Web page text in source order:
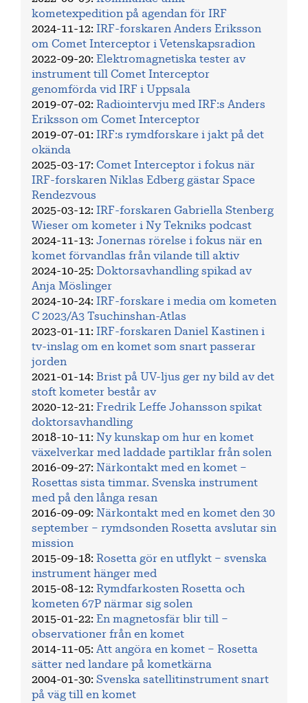
kometexpedition på agendan för IRF
2024-11-12:
IRF-forskaren Anders Eriksson
om Comet Interceptor i Vetenskapsradion
2022-09-20: Elektromagnetiska tester av
instrument till Comet Interceptor
genomförda vid IRF i Uppsala
2019-07-02: Radiointervju med IRF:s Anders
Eriksson om Comet Interceptor
2019-07-01 :
IRF:s rymdforskare i jakt på det
okända
2025-03-17: Comet Interceptor i fokus när
IRF-forskaren Niklas Edberg gästar Space
Rendezvous
2025-03-12:
IRF-forskaren Gabriella Stenberg
Wieser om kometer i Ny Tekniks podcast
2024-11-13: Jonernas rörelse i fokus när en
komet förvandlas från vilande till aktiv
2024-10-25:
Doktorsavhandling spikad av
Anja Möslinger
2024-10-24:
IRF-forskare i media om kometen
C 2023/A3 Tsuchinshan-Atlas
2023-01-11 :
IRF-forskaren Daniel Kastinen i
tv-inslag om en komet som snart passerar
jorden
2021-01-14: Brist på UV-ljus ger ny bild av det
stoft kometer består av
2020-12-21 : Fredrik Leffe Johansson spikat
doktorsavhandling
2018-10-11 : Ny kunskap om hur en komet
växelverkar med laddade partiklar från solen
2016-09-27: Närkontakt med en komet –
Rosettas sista timmar. Svenska instrument
med på den långa resan
2016-09-09: Närkontakt med en komet den 30
september – rymdsonden Rosetta avslutar sin
mission
2015-09-18: Rosetta gör en utflykt – svenska
instrument hänger med
2015-08-12: Rymdfarkosten Rosetta och
kometen 67P närmar sig solen
2015-01-22: En magnetosfär blir till –
observationer från en komet
2014-11-05: Att angöra en komet – Rosetta
sätter ned landare på kometkärna
2004-01-30: Svenska satellitinstrument snart
på väg till en komet